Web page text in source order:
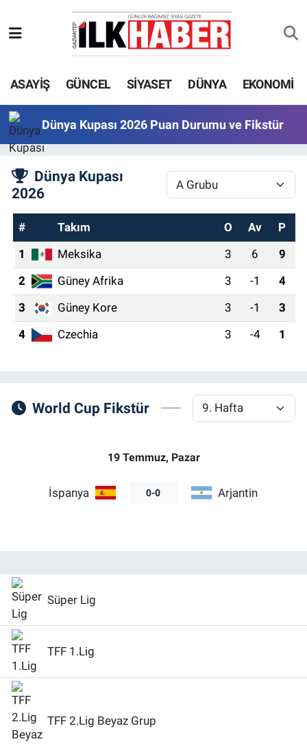
ASAYİŞ GÜNCEL SİYASET DÜNYA EKONOMİ
Dünya Kupası 2026 Puan Durumu ve Fikstür
Dünya Kupası
2026
# Takım O Av
P
1
Meksika 3 6
9
2
Güney Afrika 3 -1
4
3
Güney Kore 3 -1
3
4
Czechia 3 -4 1
World Cup Fikstür
19 Temmuz, Pazar
İspanya 0-0 Arjantin
Süper Lig
TFF 1.Lig
TFF 2.Lig Beyaz Grup
EKONOMİ
SİYASET
SAĞLIK
TEKNOLOJİ
ASAYİŞ
EĞİTİM
KÜLTÜR - SANAT
Beyoğlu Hava Durumu
Beyoğlu Trafik Yoğunluk Haritası
Süper Lig Puan Durumu ve Fikstür
Son Dakika Haberleri
Haber Arşivi